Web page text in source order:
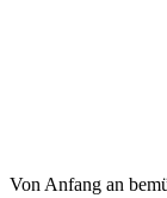
Von Anfang an